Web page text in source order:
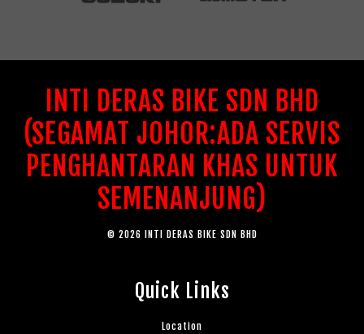
INTI DERAS BIKE SDN BHD
(SEGAMAT JOHOR:ADA SERVIS
PENGHANTARAN KHAS UNTUK
SEMENANJUNG)
© 2026 INTI DERAS BIKE SDN BHD
Quick Links
Location